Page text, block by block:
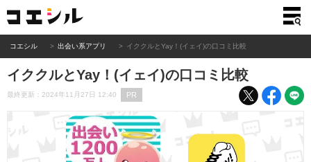
コエシル 出会い系アプリ イククルとYay！(イェイ)の口コミ比較
イククルとYay！(イェイ)の口コミ比較
最終更新：2024年11月27日 12:40 PR